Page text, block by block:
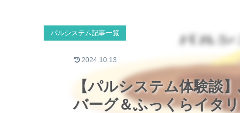
【パルシステム体験談
バーグ＆ふっくらイタ
パルシステム記事一覧
2024.10.13